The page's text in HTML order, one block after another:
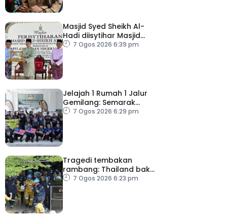
Masjid Syed Sheikh Al-
Hadi diisytihar Masjid
Pelancongan Negeri
7 Ogos 2026 6:39 pm
Jelajah 1 Rumah 1 Jalur
Gemilang: Semarak
semangat patriotisme
7 Ogos 2026 6:29 pm
Tragedi tembakan
rambang: Thailand bakal
umum pelan tindakan
7 Ogos 2026 6:23 pm